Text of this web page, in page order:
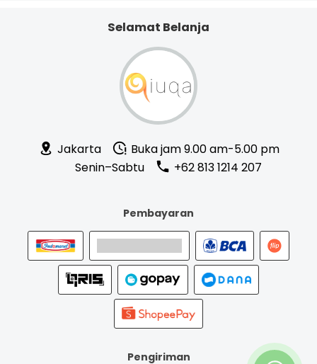
Selamat Belanja
Jakarta
Buka jam 9.00 am-5.00 pm
Senin–Sabtu
+62 813 1214 207
Pembayaran
Pengiriman